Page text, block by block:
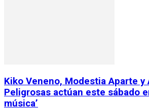
Kiko Veneno, Modestia Aparte y
Peligrosas actúan este sábado
música’